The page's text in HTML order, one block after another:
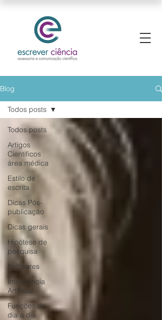
Blog
Todos posts
Artigos
Científicos
área médica
Estilo de
escrita
Dicas Pós-
publicação
Dicas gerais
Hipótese de
pesquisa
Softwares
Inteligência
Artificial
Funções do
dia a dia
Todos posts